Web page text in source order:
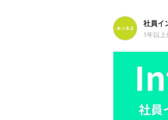
社員イ
1年以上